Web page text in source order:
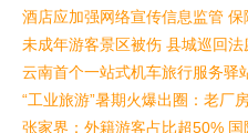
酒店应加强网络宣传信息监管 保
未成年游客景区被伤 县城巡回法
云南首个一站式机车旅行服务驿
“工业旅游”暑期火爆出圈：老厂
张家界：外籍游客占比超50%